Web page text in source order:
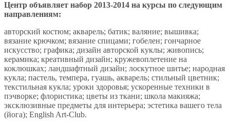
Центр объявляет набор 2013-2014 на курсы по следующим
направлениям:
авторский костюм; акварель; батик; валяние; вышивка;
вязание крючком; вязание спицами; гобелен; гончарное
искусство; графика; дизайн авторской куклы; живопись;
керамика; креативный дизайн; кружевоплетение на
коклюшках; ландшафтный дизайн; лоскутное шитье; народная
кукла; пастель, темпера, гуашь, акварель; стильный цветник;
текстильная кукла; уроки здоровья; ускоренные техники в
пэчворке; флористика; цветы из ткани; школа макияжа;
эксклюзивные предметы для интерьера; эстетика вашего тела
(йога); English Art-Club.